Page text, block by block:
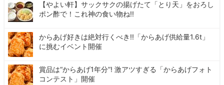
【やよい軒】サックサクの揚げたて「とり天」をおろし
ポン酢で！これ神の食い物ね!!
からあげ好きは絶対行くべき!!「からあげ供給量1.6t」
に挑むイベント開催
賞品は“からあげ1年分”! 激アツすぎる「からあげフォト
コンテスト」開催